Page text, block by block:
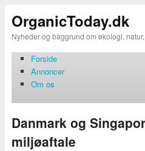
OrganicToday.dk
Nyheder og baggrund om økologi,
Forside
Annoncer
Om os
Danmark og
miljøaftale